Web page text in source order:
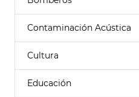
Contaminación Acústica
Cultura
Educación